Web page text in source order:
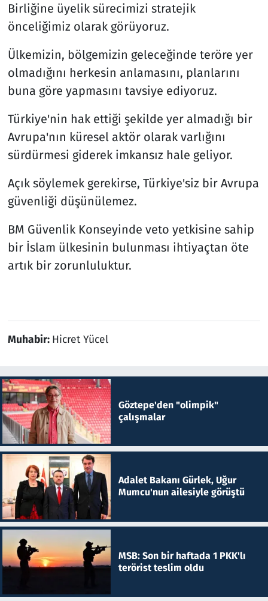
Birliğine üyelik sürecimizi stratejik
önceliğimiz olarak görüyoruz.
Ülkemizin, bölgemizin geleceğinde teröre yer
olmadığını herkesin anlamasını, planlarını
buna göre yapmasını tavsiye ediyoruz.
Türkiye'nin hak ettiği şekilde yer almadığı bir
Avrupa'nın küresel aktör olarak varlığını
sürdürmesi giderek imkansız hale geliyor.
Açık söylemek gerekirse, Türkiye'siz bir Avrupa
güvenliği düşünülemez.
BM Güvenlik Konseyinde veto yetkisine sahip
bir İslam ülkesinin bulunması ihtiyaçtan öte
artık bir zorunluluktur.
Muhabir: Hicret Yücel
Göztepe'den "olimpik"
çalışmalar
Adalet Bakanı Gürlek, Uğur
Mumcu'nun ailesiyle görüştü
MSB: Son bir haftada 1 PKK'lı
terörist teslim oldu